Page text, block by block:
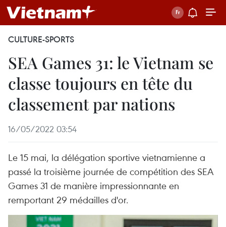
CULTURE-SPORTS
SEA Games 31: le Vietnam se
classe toujours en tête du
classement par nations
16/05/2022 03:54
Le 15 mai, la délégation sportive vietnamienne a
passé la troisième journée de compétition des SEA
Games 31 de manière impressionnante en
remportant 29 médailles d'or.